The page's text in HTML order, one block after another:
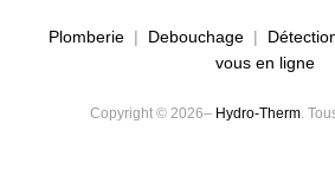
Plomberie | Debouchage |
vous en ligne
Copyright © 2026– Hydro-Therm .